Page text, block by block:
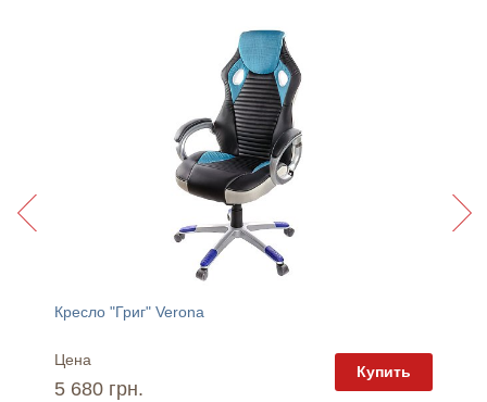
Кресло "Григ" Verona
Цена
5 680 грн.
Купить